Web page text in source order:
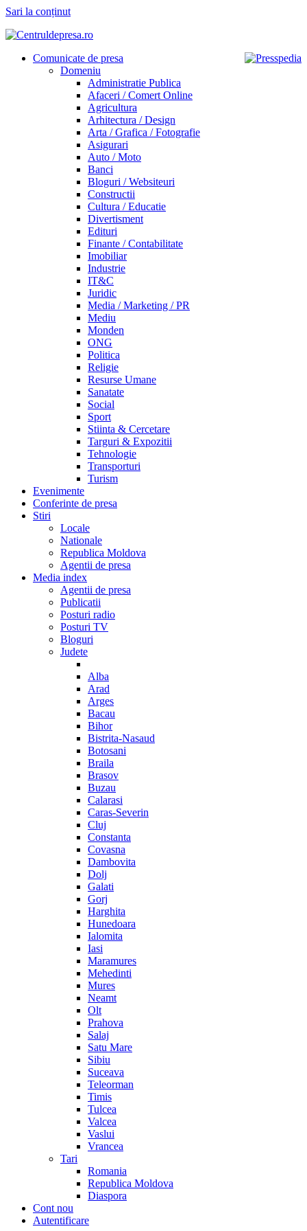
Sari la conținut
Comunicate de presa
Domeniu
Administratie Publica
Afaceri / Comert Online
Agricultura
Arhitectura / Design
Arta / Grafica / Fotografie
Asigurari
Auto / Moto
Banci
Bloguri / Websiteuri
Constructii
Cultura / Educatie
Divertisment
Edituri
Finante / Contabilitate
Imobiliar
Industrie
IT&C
Juridic
Media / Marketing / PR
Mediu
Monden
ONG
Politica
Religie
Resurse Umane
Sanatate
Social
Sport
Stiinta & Cercetare
Targuri & Expozitii
Tehnologie
Transporturi
Turism
Evenimente
Conferinte de presa
Stiri
Locale
Nationale
Republica Moldova
Agentii de presa
Media index
Agentii de presa
Publicatii
Posturi radio
Posturi TV
Bloguri
Judete
Alba
Arad
Arges
Bacau
Bihor
Bistrita-Nasaud
Botosani
Braila
Brasov
Buzau
Calarasi
Caras-Severin
Cluj
Constanta
Covasna
Dambovita
Dolj
Galati
Gorj
Harghita
Hunedoara
Ialomita
Iasi
Maramures
Mehedinti
Mures
Neamt
Olt
Prahova
Salaj
Satu Mare
Sibiu
Suceava
Teleorman
Timis
Tulcea
Valcea
Vaslui
Vrancea
Tari
Romania
Republica Moldova
Diaspora
Cont nou
Autentificare